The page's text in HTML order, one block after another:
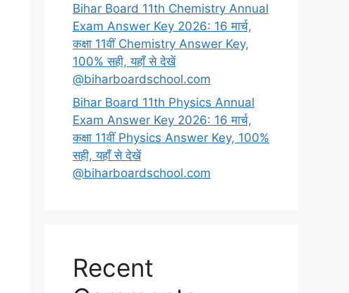
Bihar Board 11th Chemistry Annual
Exam Answer Key 2026: 16 मार्च,
कक्षा 11वीं Chemistry Answer Key,
100% सही, यहाँ से देखें
@biharboardschool.com
Bihar Board 11th Physics Annual
Exam Answer Key 2026: 16 मार्च,
कक्षा 11वीं Physics Answer Key, 100%
सही, यहाँ से देखें
@biharboardschool.com
Recent